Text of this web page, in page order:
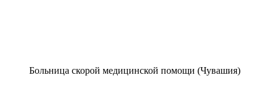
Больница скорой медицинской помощи (Чувашия)